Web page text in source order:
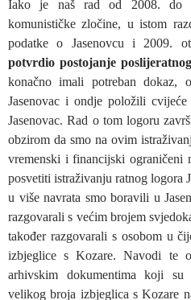
Iako je naš rad od 2008. do
komunističke zločine, u istom
podatke o Jasenovcu i 2009.
potvrdio postojanje
konačno imali potreban dokaz,
Jasenovac i ondje položili
Jasenovac. Rad o tom logoru
obzirom da smo na ovim
vremenski i financijski ograničeni
posvetiti istraživanju ratnog logora
u više navrata smo boravili u
razgovarali s većim brojem
također razgovarali s osobom u
izbjeglice s Kozare. Navodi te
arhivskim dokumentima koji
velikog broja izbjeglica s Kozare